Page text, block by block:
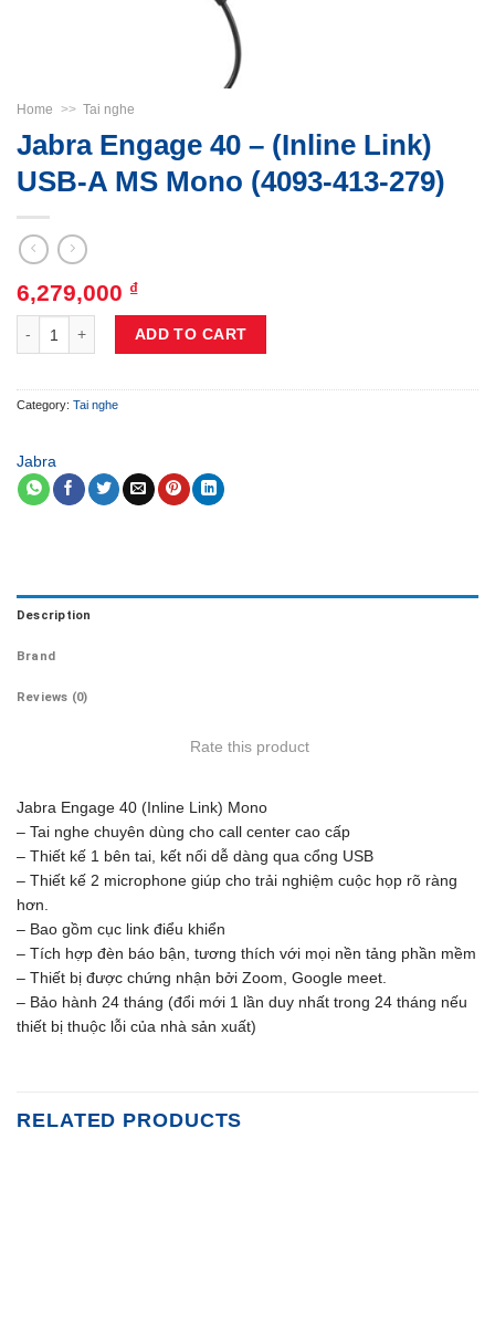
Home >> Tai nghe
Jabra Engage 40 – (Inline Link)
USB-A MS Mono (4093-413-279)
6,279,000 ₫
Jabra Engage 40 - (Inline Link) USB-A MS Mono (4093-413-279)
ADD TO CART
Category: Tai nghe
Jabra
Description
Brand
Reviews (0)
Rate this product
Jabra Engage 40 (Inline Link) Mono
– Tai nghe chuyên dùng cho call center cao cấp
– Thiết kế 1 bên tai, kết nối dễ dàng qua cổng USB
– Thiết kế 2 microphone giúp cho trải nghiệm cuộc họp rõ ràng
hơn.
– Bao gồm cục link điểu khiển
– Tích hợp đèn báo bận, tương thích với mọi nền tảng phần mềm
– Thiết bị được chứng nhận bởi Zoom, Google meet.
– Bảo hành 24 tháng (đổi mới 1 lần duy nhất trong 24 tháng nếu
thiết bị thuộc lỗi của nhà sản xuất)
RELATED PRODUCTS